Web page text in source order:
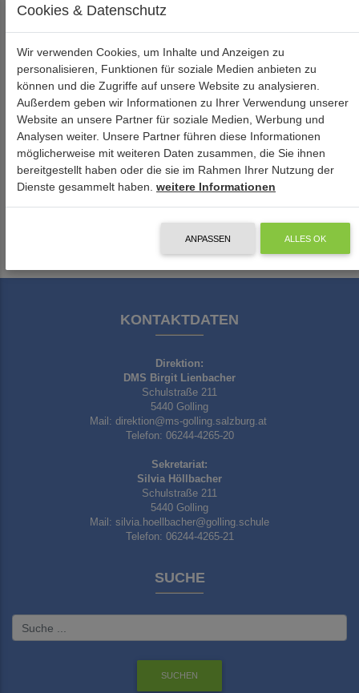
KONTAKTDATEN
Direktion:
DMS Birgit Lienbacher
Schulstraße 211
5440 Golling
Mail: direktion@ms-golling.salzburg.at
Telefon: 06244-4265-20
Sekretariat:
Silvia Höllbacher
Schulstraße 211
5440 Golling
Mail: silvia.hoellbacher@golling.schule
Telefon: 06244-4265-21
SUCHE
Cookies & Datenschutz
Wir verwenden Cookies, um Inhalte und Anzeigen zu
personalisieren, Funktionen für soziale Medien anbieten zu
können und die Zugriffe auf unsere Website zu analysieren.
Außerdem geben wir Informationen zu Ihrer Verwendung unserer
Website an unsere Partner für soziale Medien, Werbung und
Analysen weiter. Unsere Partner führen diese Informationen
möglicherweise mit weiteren Daten zusammen, die Sie ihnen
bereitgestellt haben oder die sie im Rahmen Ihrer Nutzung der
Dienste gesammelt haben. weitere Informationen
ANPASSEN ALLES OK